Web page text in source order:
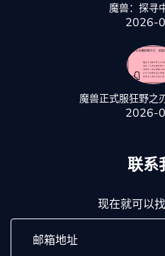
魔兽：探寻
2026-
魔兽正式服狂野之
2026-
联系
现在就可以